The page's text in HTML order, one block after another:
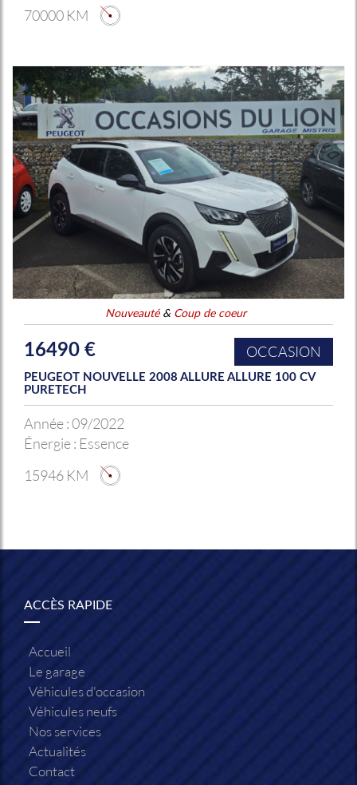
70000 KM
Nouveauté& Coup de coeur
16490 € OCCASION
PEUGEOT NOUVELLE 2008 ALLURE ALLURE 100 CV
PURETECH
Année :09/2022
Énergie : Essence
15946 KM
ACCÈS RAPIDE
Accueil
Le garage
Véhicules d'occasion
Véhicules neufs
Nos services
Actualités
Contact